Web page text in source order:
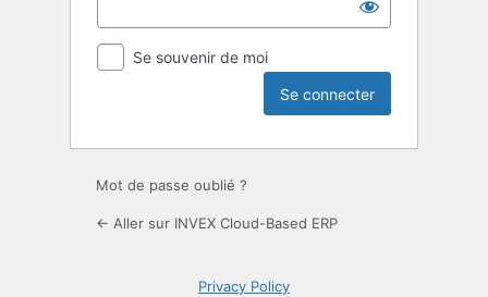
Se souvenir de moi
Mot de passe oublié ?
← Aller sur INVEX Cloud-Based ERP
Privacy Policy